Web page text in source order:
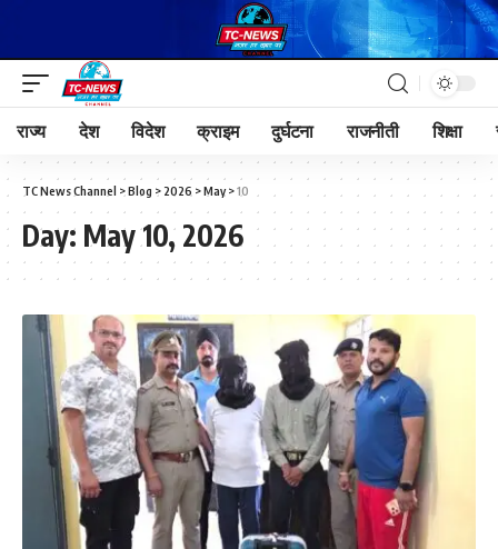
राज्य देश विदेश क्राइम दुर्घटना राजनीती शिक्षा
TC News Channel >Blog > 2026 >May>10
Day: May 10, 2026